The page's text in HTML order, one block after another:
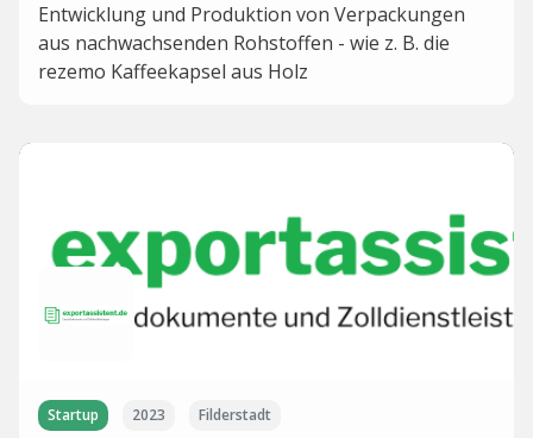
Entwicklung und Produktion von Verpackungen
aus nachwachsenden Rohstoffen - wie z. B. die
rezemo Kaffeekapsel aus Holz
Startup 2023 Filderstadt